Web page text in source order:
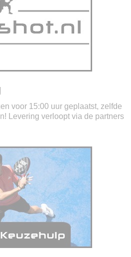
voor 15:00 uur geplaatst, zelfde
Levering verloopt via de partners